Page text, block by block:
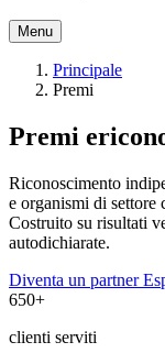
Menu
Principale
Premi
Premi e
Riconoscimento
e organismi di settore
Costruito su risultati
autodichiarate.
Diventa un partner
650+
clienti serviti